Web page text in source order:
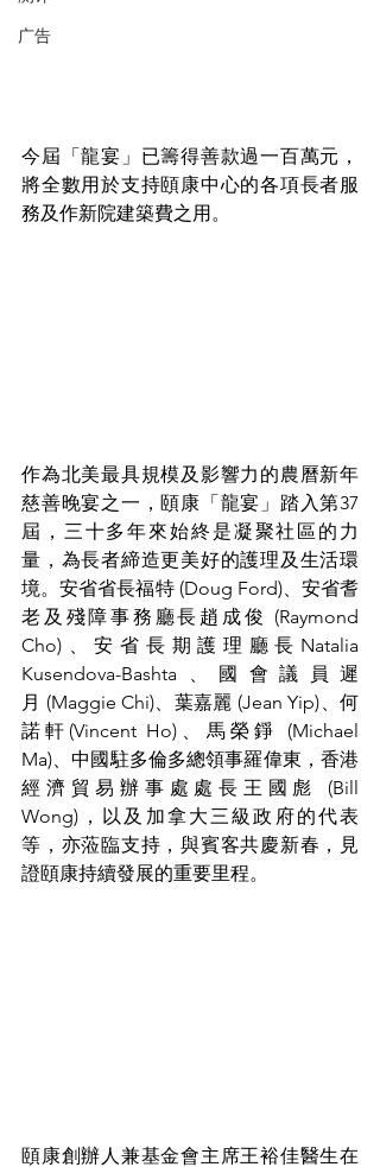
广告
今屆「龍宴」已籌得善款過一百萬元，
將全數用於支持頤康中心的各項長者服
務及作新院建築費之用。
作為北美最具規模及影響力的農曆新年
慈善晚宴之一，頤康「龍宴」踏入第37
屆，三十多年來始終是凝聚社區的力
量，為長者締造更美好的護理及生活環
境。安省省長福特 (Doug Ford)、安省耆
老及殘障事務廳長趙成俊 (Raymond
Cho)、安省長期護理廳長Natalia
Kusendova-Bashta、國會議員遲
月 (Maggie Chi)、葉嘉麗 (Jean Yip)、何
諾軒(Vincent Ho)、馬榮錚 (Michael
Ma)、中國駐多倫多總領事羅偉東，香港
經濟貿易辦事處處長王國彪 (Bill
Wong)，以及加拿大三級政府的代表
等，亦蒞臨支持，與賓客共慶新春，見
證頤康持續發展的重要里程。
頤康創辦人兼基金會主席王裕佳醫生在